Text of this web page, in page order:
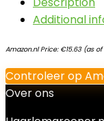
Additional
Amazon.nl Price: €15.63(as of
Controleer op
Over ons